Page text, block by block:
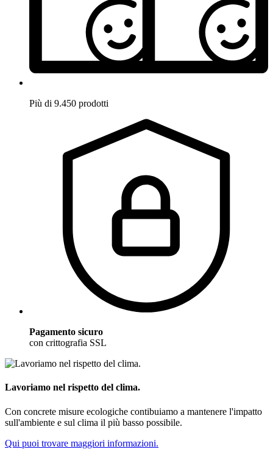
Più di 9.450 prodotti
Pagamento sicuro
con crittografia SSL
Lavoriamo nel rispetto del clima.
Con concrete misure ecologiche contibuiamo a mantenere l'impatto
sull'ambiente e sul clima il più basso possibile.
Qui puoi trovare maggiori informazioni.